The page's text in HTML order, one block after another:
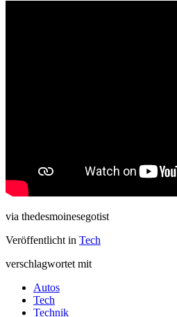
via thedesmoinesegotist
Veröffentlicht in Tech
verschlagwortet mit
Autos
Tech
Technik